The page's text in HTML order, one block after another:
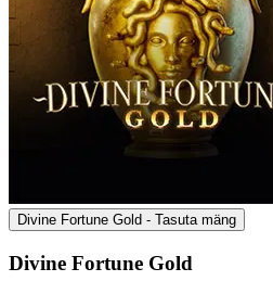
Divine Fortune Gold - Tasuta mäng
Divine Fortune Gold